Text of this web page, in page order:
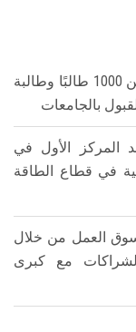
معامل التنسيق الإلكتروني تستقبل أكثر من 1000 طالبًا وطالبة
بالجامعات
المركز الأول في
في قطاع الطاقة
العمل من خلال
مع كبرى